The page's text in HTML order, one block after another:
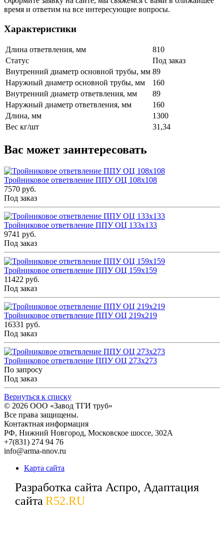
время и ответим на все интересующие вопросы.
Характеристики
Длина ответвления, мм
810
Статус
Под заказ
Внутренний диаметр основной трубы, мм 89
Наружный диаметр основной трубы, мм
160
Внутренний диаметр ответвления, мм
89
Наружный диаметр ответвления, мм
160
Длина, мм
1300
Вес кг/шт
31,34
Вас может заинтересовать
Тройниковое ответвление ППУ ОЦ 108x108
7570 руб.
Под заказ
Тройниковое ответвление ППУ ОЦ 133x133
9741 руб.
Под заказ
Тройниковое ответвление ППУ ОЦ 159x159
11422 руб.
Под заказ
Тройниковое ответвление ППУ ОЦ 219x219
16331 руб.
Под заказ
Тройниковое ответвление ППУ ОЦ 273x273
По запросу
Под заказ
Вернуться к списку
© 2026 ООО «Завод ТГИ труб»
Все права защищены.
Контактная информация
РФ, Нижний Новгород, Московское шоссе, 302А
+7(831) 274 94 76
info@arma-nnov.ru
Карта сайта
Разработка сайта Аспро, Адаптация
сайта R52.RU